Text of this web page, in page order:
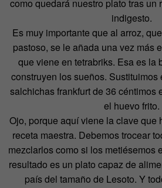
como quedará nuestro plato tras un
indigesto.
Es muy importante que al arroz,
pastoso, se le añada una vez más
que viene en tetrabriks. Esa es la
construyen los sueños. Sustituimos
salchichas frankfurt de 36 céntimos
el huevo frito.
Ojo, porque aquí viene la clave que
receta maestra. Debemos trocear
mezclarlos como si los metiésemos
resultado es un plato capaz de
país del tamaño de Lesoto. Y